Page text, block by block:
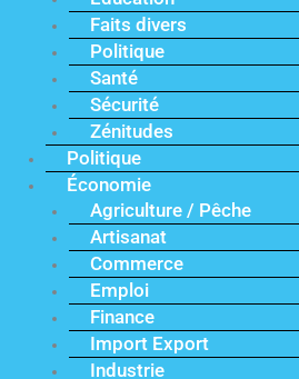
Faits divers
Politique
Santé
Sécurité
Zénitudes
Politique
Économie
Agriculture / Pêche
Artisanat
Commerce
Emploi
Finance
Import Export
Industrie